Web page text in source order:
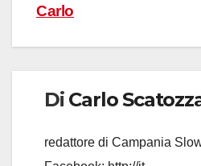
Carlo
Di Carlo
redattore di Campania